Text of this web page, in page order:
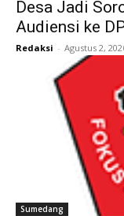
Desa Jadi
Audiensi ke
Redaksi - Agustus 2,
Sumedang